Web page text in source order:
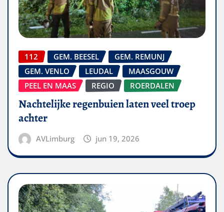
112 GEM. BEESEL
GEM. REMUNJ
GEM. VENLO
LEUDAL
MAASGOUW
PEEL EN MAAS
REGIO ROERDALEN
Nachtelijke regenbuien laten veel troep
achter
AVLimburg jun 19, 2026